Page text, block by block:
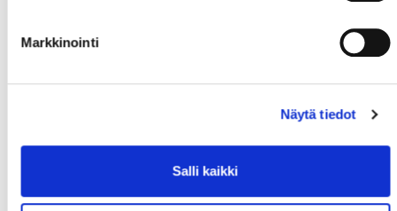
Markkinointi
Näytä tiedot
Salli kaikki